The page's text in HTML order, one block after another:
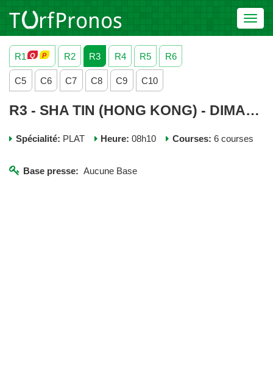
R1
R2 R3 R4 R5 R6
C5 C6 C7 C8 C9 C10
R3 - SHA TIN (HONG KONG) - DIMANCHE 30 NOVEMBRE 2025
Spécialité: PLAT Heure: 08h10 Courses: 6 courses
Base presse: Aucune Base